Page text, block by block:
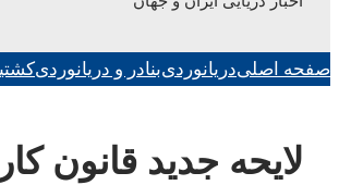
صفحه اصلیدریانوردیبنادر و دریانوردی
لایحه جدید قانون